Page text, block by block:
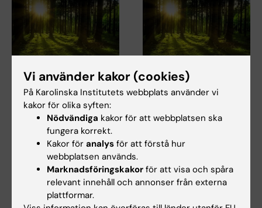
Är du förälder till ett
barn med cerebral
pares och vill berätta
om hinder och behov
av stöd för
delaktighet i
fritidsaktiviteter?
Har du ett barn (8–12 år) med
Är du förälder till ett
barn med cerebral
pares och vill berätta
om hinder och behov
delaktighet i
fritidsaktiviteter?
Vi använder kakor (cookies)
På Karolinska Institutets webbplats använder vi
kakor för olika syften:
Nödvändiga kakor för att webbplatsen ska
fungera korrekt.
Kakor för analys för att förstå hur
webbplatsen används.
Marknadsföringskakor för att visa och spåra
relevant innehåll och annonser från externa
plattformar.